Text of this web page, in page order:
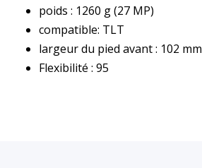
poids : 1260 g (27 MP)
compatible: TLT
largeur du pied avant : 102 mm
Flexibilité : 95